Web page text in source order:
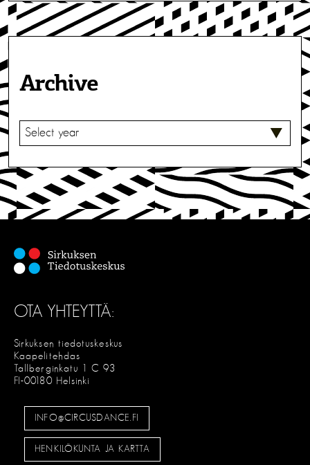
t
k
e
l
i
e
n
s
e
a
u
s
Archive
V
I
S
OTA YHTEYTTÄ:
Sirkuksen tiedotuskeskus
Kaapelitehdas
Tallberginkatu 1 C 93
FI-00180 Helsinki
INFO@CIRCUSDANCE.FI
HENKILÖKUNTA JA KARTTA